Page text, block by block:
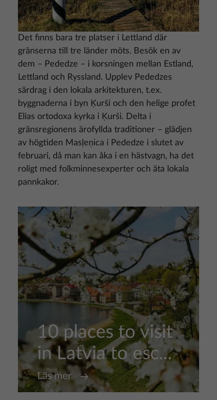
Det finns bara tre platser i Lettland där
gränserna till tre länder möts. Besök en av
dem – Pededze – i korsningen mellan Estland,
Lettland och Ryssland. Upplev Pededzes
särdrag i den lokala arkitekturen, t.ex.
byggnaderna i byn Ķurši och den helige profet
Elias ortodoxa kyrka i Ķurši. Delta i
gränsregionens ärofyllda traditioner – glädjen
av högtiden Masļeņica i Pededze i slutet av
februari, då man kan åka i en hästvagn, ha det
roligt med folkminnesexperter och äta lokala
pannkakor.
10 places to visit
in Latvia to esc...
Läs mer